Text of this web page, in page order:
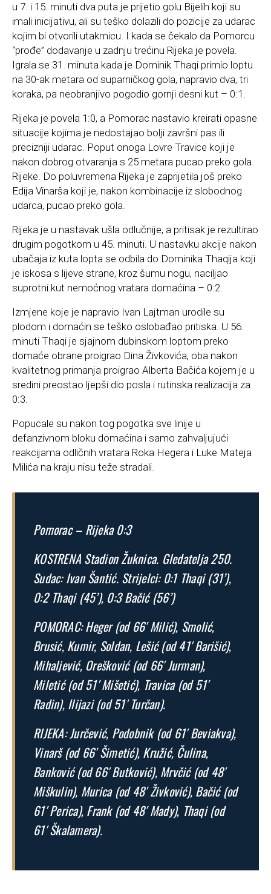
u 7. i 15. minuti dva puta je prijetio golu Bijelih koji su
imali inicijativu, ali su teško dolazili do pozicije za udarac
kojim bi otvorili utakmicu. I kada se čekalo da Pomorcu
“prođe” dodavanje u zadnju trećinu Rijeka je povela.
Igrala se 31. minuta kada je Dominik Thaqi primio loptu
na 30-ak metara od suparničkog gola, napravio dva, tri
koraka, pa neobranjivo pogodio gornji desni kut – 0:1.
Rijeka je povela 1:0, a Pomorac nastavio kreirati opasne
situacije kojima je nedostajao bolji završni pas ili
precizniji udarac. Poput onoga Lovre Travice koji je
nakon dobrog otvaranja s 25 metara pucao preko gola
Rijeke. Do poluvremena Rijeka je zaprijetila još preko
Edija Vinarša koji je, nakon kombinacije iz slobodnog
udarca, pucao preko gola.
Rijeka je u nastavak ušla odlučnije, a pritisak je rezultirao
drugim pogotkom u 45. minuti. U nastavku akcije nakon
ubačaja iz kuta lopta se odbila do Dominika Thaqija koji
je iskosa s lijeve strane, kroz šumu nogu, naciljao
suprotni kut nemoćnog vratara domaćina – 0:2.
Izmjene koje je napravio Ivan Lajtman urodile su
plodom i domaćin se teško oslobađao pritiska. U 56.
minuti Thaqi je sjajnom dubinskom loptom preko
domaće obrane proigrao Dina Živkovića, oba nakon
kvalitetnog primanja proigrao Alberta Bačića kojem je u
sredini preostao ljepši dio posla i rutinska realizacija za
0:3.
Popucale su nakon tog pogotka sve linije u
defanzivnom bloku domaćina i samo zahvaljujući
reakcijama odličnih vratara Roka Hegera i Luke Mateja
Milića na kraju nisu teže stradali.
Pomorac – Rijeka 0:3
KOSTRENA Stadion Žuknica. Gledatelja 250.
Sudac: Ivan Šantić. Strijelci: 0:1 Thaqi (31’),
0:2 Thaqi (45’), 0:3 Bačić (56’)
POMORAC: Heger (od 66′ Milić), Smolić,
Brusić, Kumir, Soldan, Lešić (od 41′ Barišić),
Mihaljević, Orešković (od 66′ Jurman),
Miletić (od 51′ Mišetić), Travica (od 51′
Radin), Ilijazi (od 51′ Turčan).
RIJEKA: Jurčević, Podobnik (od 61′ Beviakva),
Vinarš (od 66′ Šimetić), Kružić, Čulina,
Banković (od 66′ Butković), Mrvčić (od 48′
Miškulin), Murica (od 48′ Živković), Bačić (od
61′ Perica), Frank (od 48′ Mady), Thaqi (od
61′ Škalamera).